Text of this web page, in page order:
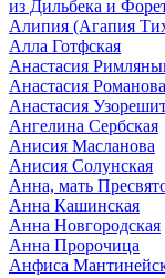
из Дильбека и
Алипия (Агапия
Алла Готфская
Анастасия
Анастасия Романова
Анастасия
Ангелина Сербская
Анисия Масланова
Анисия Солунская
Анна, мать
Анна Кашинская
Анна Новгородская
Анна Пророчица
Анфиса